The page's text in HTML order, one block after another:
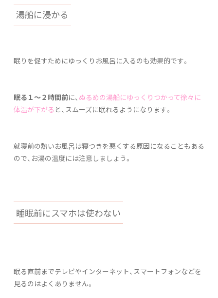
湯船に浸かる
眠りを促すためにゆっくりお風呂に入るのも効果的です。
眠る１～２時間前に、 ぬるめの湯船にゆっくりつかって徐々に
体温が下がる と、スムーズに眠れるようになります。
就寝前の熱いお風呂は寝つきを悪くする原因になることもある
ので、お湯の温度には注意しましょう。
睡眠前にスマホは使わない
眠る直前までテレビやインターネット、スマートフォンなどを
見るのはよくありません。